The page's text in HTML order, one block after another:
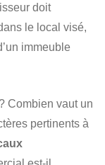
doit
le local visé,
immeuble
Combien vaut un
pertinents à